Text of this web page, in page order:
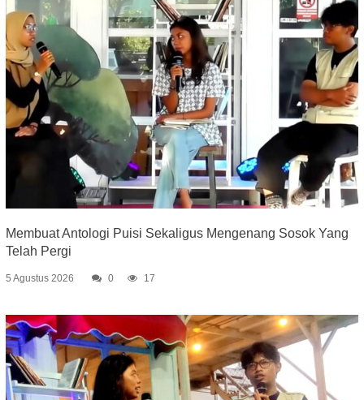
Membuat Antologi Puisi Sekaligus Mengenang Sosok Yang
Telah Pergi
5 Agustus 2026 0 17